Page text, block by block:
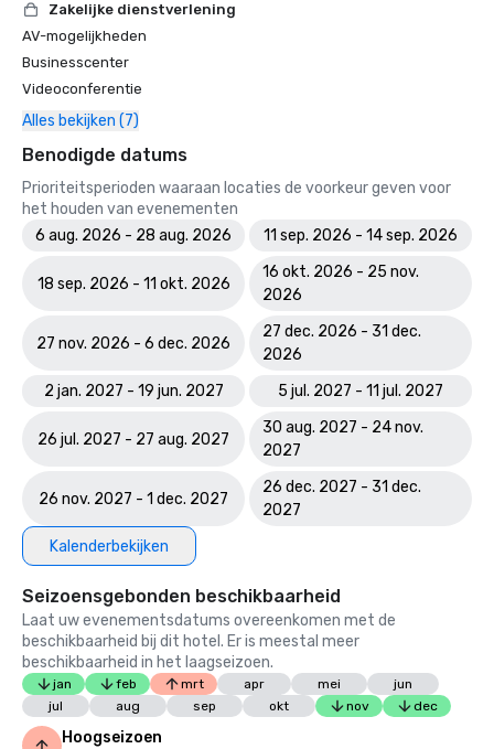
Zakelijke dienstverlening
AV-mogelijkheden
Businesscenter
Videoconferentie
Alles bekijken (7)
Benodigde datums
Prioriteitsperioden waaraan locaties de voorkeur geven voor
het houden van evenementen
6 aug. 2026 - 28 aug. 2026
11 sep. 2026 - 14 sep. 2026
18 sep. 2026 - 11 okt. 2026
16 okt. 2026 - 25 nov.
2026
27 nov. 2026 - 6 dec. 2026
27 dec. 2026 - 31 dec.
2026
2 jan. 2027 - 19 jun. 2027
5 jul. 2027 - 11 jul. 2027
26 jul. 2027 - 27 aug. 2027
30 aug. 2027 - 24 nov.
2027
26 nov. 2027 - 1 dec. 2027
26 dec. 2027 - 31 dec.
2027
Kalenderbekijken
Seizoensgebonden beschikbaarheid
Laat uw evenementsdatums overeenkomen met de
beschikbaarheid bij dit hotel. Er is meestal meer
beschikbaarheid in het laagseizoen.
jan feb mrt apr mei
jun
jul
aug sep okt nov dec
Hoogseizoen